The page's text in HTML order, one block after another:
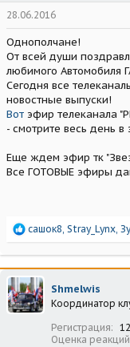
28.06.2016
Однополчане!
От всей души
любимого Автомобиля
Сегодня все
новостные выпуски!
Вот эфир телеканала
- смотрите весь день в
Еще ждем эфир тк
Все ГОТОВЫЕ эфиры
Р
а
к
ц
и
и
сашок8, Stray_Lynx,
Shmelwis
Координатор
Регистрация
Оценка реакций